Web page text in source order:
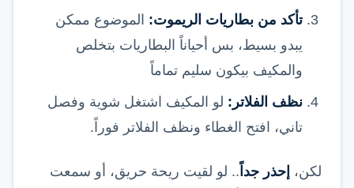
تأكد من بطاريات الريموت: الموضوع ممكن
يبدو بسيط، بس أحياناً البطاريات بتخلص
والمكيف بيكون سليم تماماً
نظف الفلاتر: لو المكيف اشتغل شوية وفصل
تاني، افتح الغطاء ونظف الفلاتر فوراً.
لكن، إحذر جداً .. لو لقيت ريحة حريق، أو سمعت